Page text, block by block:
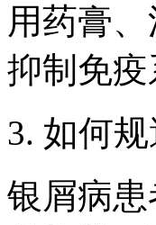
用药膏
抑制免
3. 如何
银屑病